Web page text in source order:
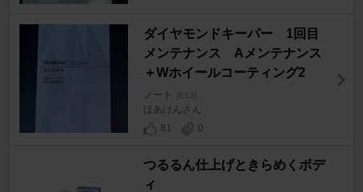
ダイヤモンドキーパー 1回目
メンテナンス Aメンテナンス
＋Wホイールコーティング2
ノート [E12]
ほあけんさん
81
0
つるるん仕上げときらめくボデ
ィ